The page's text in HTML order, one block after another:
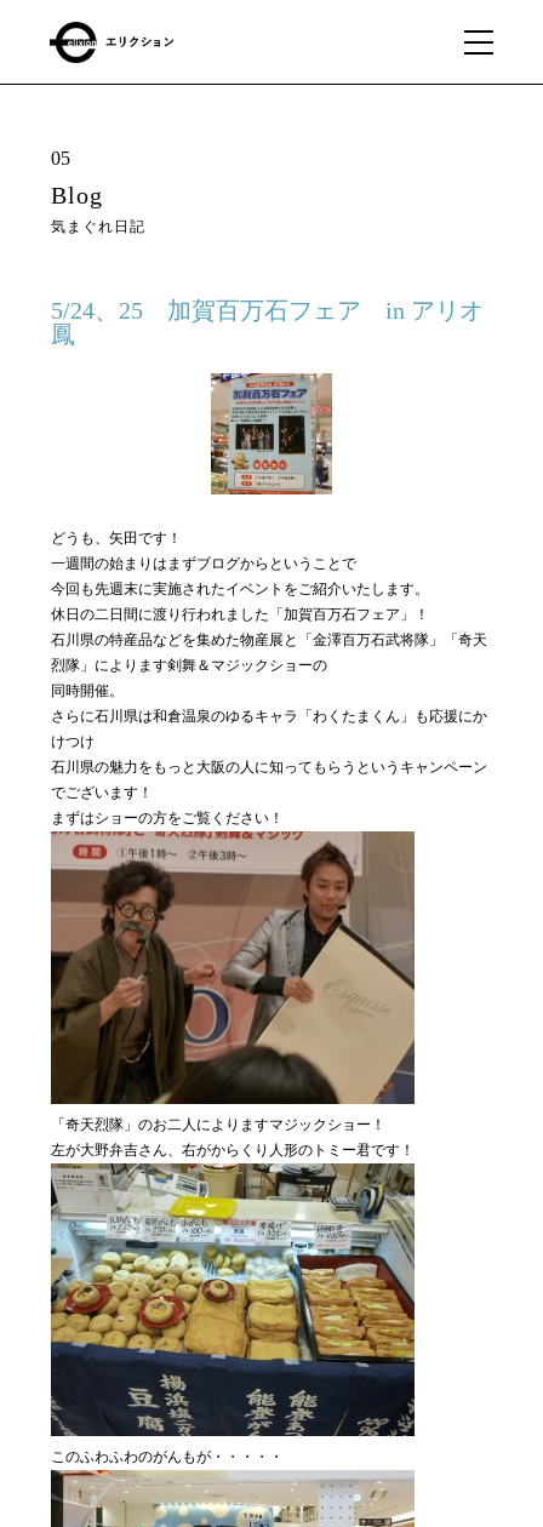
01
business
私たちの事業
03 About
私たちに
ついて
04 Blog
気まぐ
れ日記
05 Contact
お問い合わ
せ
05
Blog
気まぐれ日記
5/24、25 加賀百万石フェア in アリオ
鳳
どうも、矢田です！
一週間の始まりはまずブログからということで
今回も先週末に実施されたイベントをご紹介いたします。
休日の二日間に渡り行われました「加賀百万石フェア」！
石川県の特産品などを集めた物産展と「金澤百万石武将隊」「奇天
烈隊」によります剣舞＆マジックショーの
同時開催。
さらに石川県は和倉温泉のゆるキャラ「わくたまくん」も応援にか
けつけ
石川県の魅力をもっと大阪の人に知ってもらうというキャンペーン
でございます！
まずはショーの方をご覧ください！
「奇天烈隊」のお二人によりますマジックショー！
左が大野弁吉さん、右がからくり人形のトミー君です！
このふわふわのがんもが・・・・・